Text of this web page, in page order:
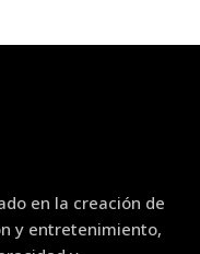
en la creación de
y entretenimiento,